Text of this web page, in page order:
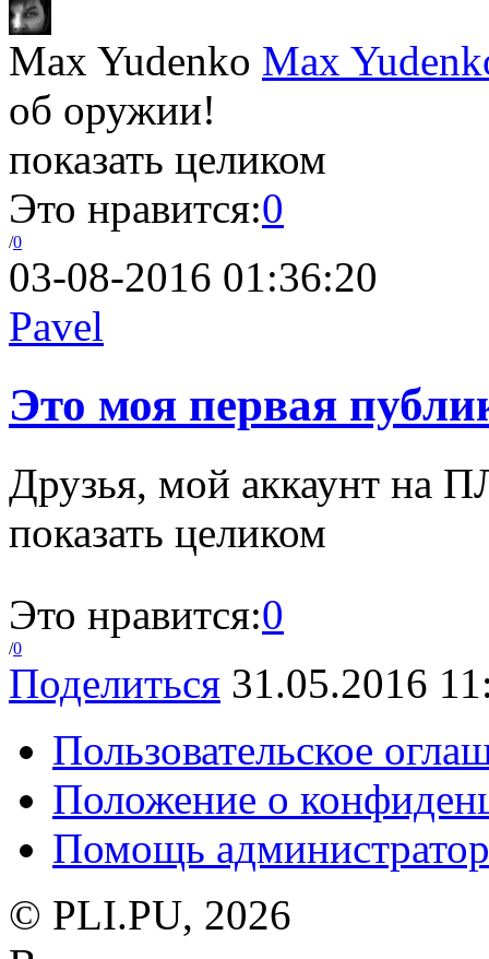
Max Yudenko Max
об оружии!
показать целиком
Это нравится:0
/0
03-08-2016 01:36:20
Pavel
Это моя первая
Друзья, мой аккаунт на
показать целиком
Это нравится:0
/0
Поделиться 31.05.2016
Пользовательское
Положение о
Помощь
© PLI.PU, 2026